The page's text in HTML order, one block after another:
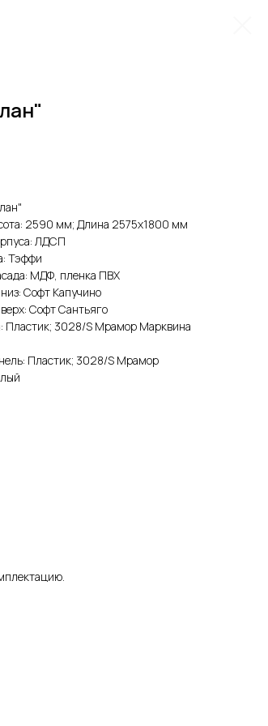
2590 мм; Длина 2575х1800 мм
ЛДСП
Тэффи
МДФ, пленка ПВХ
Софт Капучино
Софт Сантьяго
Пластик; 3028/S Мрамор Марквина
Пластик; 3028/S Мрамор